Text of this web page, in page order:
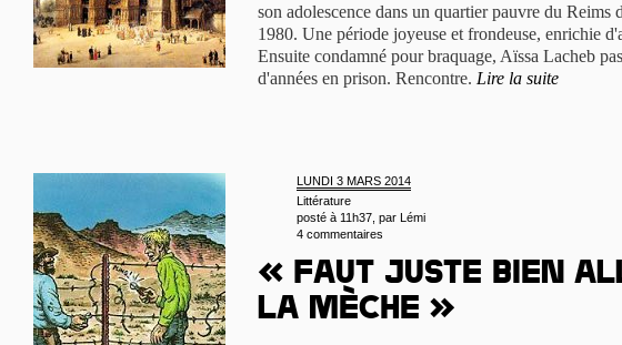
son adolescence dans un quartier pauvre du Reims
1980. Une période joyeuse et frondeuse, enrichie
Ensuite condamné pour braquage, Aïssa Lacheb
d'années en prison. Rencontre. Lire la suite
LUNDI 3 MARS 2014
Littérature
posté à 11h37, par Lémi
4 commentaires
« Faut juste bien
la mèche »